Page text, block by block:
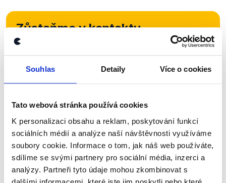
Souhlas Detaily Více o cookies
Tato webová stránka používá cookies
K personalizaci obsahu a reklam, poskytování funkcí
sociálních médií a analýze naší návštěvnosti využíváme
soubory cookie. Informace o tom, jak náš web používáte,
sdílíme se svými partnery pro sociální média, inzerci a
analýzy. Partneři tyto údaje mohou zkombinovat s
Zůstaňme v kontaktu
Přihlaste se k odběru našeho
newsletteru nebo whatsappového
kanálu, kde pravidelně přinášíme
shrnutí nejzajímavějších článků a analýz.
přehled o tom, jaké dezinformace a
nepravdy se zrovna v Česku šíří.
Newsletter WhatsApp